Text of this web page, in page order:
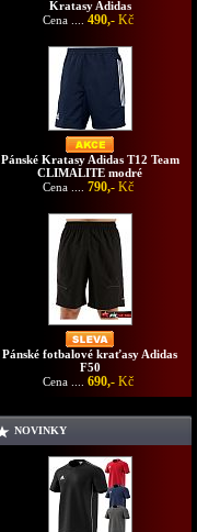
Kratasy Adidas
Cena .... 490,- Kč
Pánské Kratasy Adidas T12 Team
CLIMALITE modré
Cena .... 790,- Kč
Pánské fotbalové kraťasy Adidas
F50
Cena .... 690,- Kč
NOVINKY